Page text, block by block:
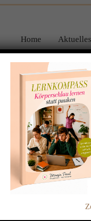
Home Aktuelles